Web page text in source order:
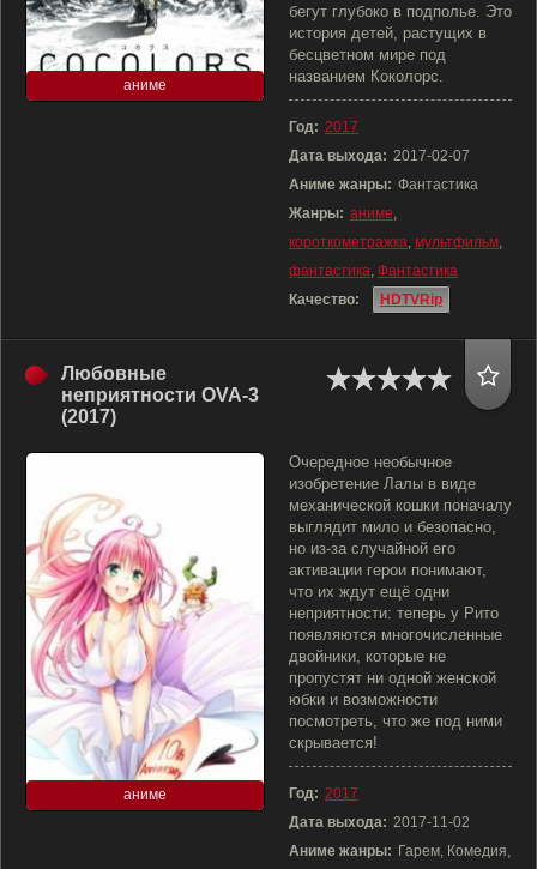
аниме
бегут глубоко в подполье. Это
история детей, растущих в
бесцветном мире под
названием Коколорс.
Год: 2017
Дата выхода: 2017-02-07
Аниме жанры: Фантастика
Жанры: аниме,
короткометражка, мультфильм,
фантастика, Фантастика
Качество:
HDTVRip
Любовные
неприятности OVA-3
(2017)
аниме
Очередное необычное
изобретение Лалы в виде
механической кошки поначалу
выглядит мило и безопасно,
но из-за случайной его
активации герои понимают,
что их ждут ещё одни
неприятности: теперь у Рито
появляются многочисленные
двойники, которые не
пропустят ни одной женской
юбки и возможности
посмотреть, что же под ними
скрывается!
Год: 2017
Дата выхода: 2017-11-02
Аниме жанры: Гарем, Комедия,